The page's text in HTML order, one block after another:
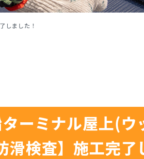
しました！
ーミナル屋上(ウ
検査】施工完了